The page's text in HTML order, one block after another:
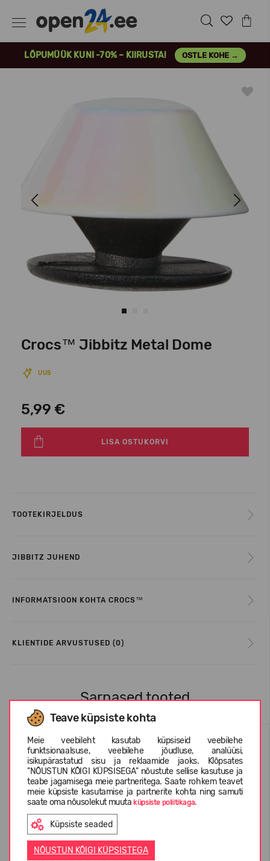
LÕPUMÜÜK KUNI -70% – KIIRUSTA! OSTLE KOHE →
Teave küpsiste kohta
Meie veebileht kasutab küpsiseid veebilehe
funktsionaalsuse, veebilehe jõudluse, analüüsi,
isikupärastatud sisu ja reklaamide jaoks. Klõpsates
"NÕUSTUN KÕIGI KÜPSISEGA" nõustute sellise kasutuse ja
teabe jagamisega meie partneritega. Saate rohkem teavet
meie küpsiste kasutamise ja partnerite kohta ning samuti
saate oma nõusolekut muutaküpsiste poliitikaga.
Küpsiste seaded
NÕUSTUN KÕIGI KÜPSISTEGA
Next
Crocs™ Jibbitz Metal Dome
UUS
5,99 €
LISA OSTUKORVI
TOOTEKIRJELDUS
JIBBITZ JUHEND
INFORMATSIOON KOHTA CROCS™
KLIENTIDE ARVUSTUSED (0)
Sarnased tooted